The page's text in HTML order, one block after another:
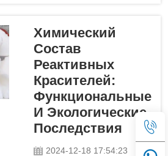
на кожу,
действительно
работают? 1-
аминододекан
является одним из
ключевых
ингредиентов,
обеспечивающих
работу многих этих
Химический
Состав
Реактивных
Красителей:
Функциональные
И Экологические
Последствия
2024-12-18 17:54:23